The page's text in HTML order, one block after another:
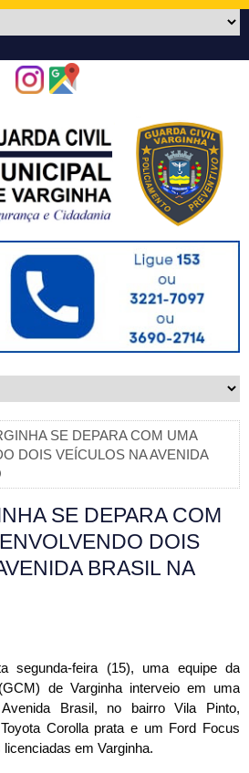
SE DEPARA COM UMA
DOIS VEÍCULOS NA AVENIDA
SE DEPARA COM
DOIS
BRASIL NA
segunda-feira (15), uma equipe da
de Varginha interveio em uma
Brasil, no bairro Vila Pinto,
Corolla prata e um Ford Focus
em Varginha.